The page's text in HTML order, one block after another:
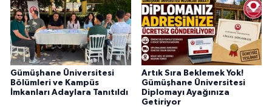
Gümüşhane Üniversitesi
Bölümleri ve Kampüs
İmkanları Adaylara Tanıtıldı
Artık Sıra Beklemek Yok!
Gümüşhane Üniversitesi
Diplomayı Ayağınıza
Getiriyor